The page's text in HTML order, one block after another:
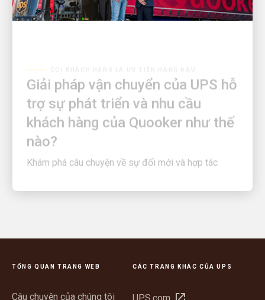
trợ sự phát triển và nhu cầu
khách hàng của Quooker như thế
nào?
Khám phá câu chuyện về sự đổi mới và hợp tác
TỔNG QUAN TRANG WEB
Câu chuyện của chúng tôi
CÁC TRANG KHÁC CỦA UPS
Mở